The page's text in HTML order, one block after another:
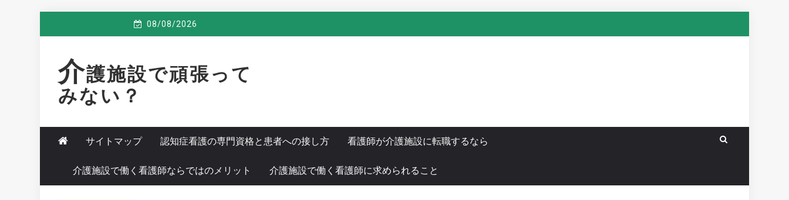
08/08/2026
介護施設で頑張って
みない？
サイトマップ 認知症看護の専門資格と患者への接し方 看護師が介護施設に転職するなら
介護施設で働く看護師ならではのメリット 介護施設で働く看護師に求められること